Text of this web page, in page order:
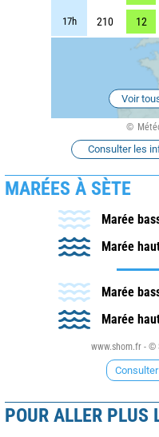
17h 210 12
Voir
Consulter les
MARÉES À SÈTE
Marée
Marée
Marée
Marée
www.shom.fr - ©
POUR ALLER PLUS